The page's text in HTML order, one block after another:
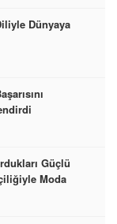
Dünyaya
Güçlü
Moda